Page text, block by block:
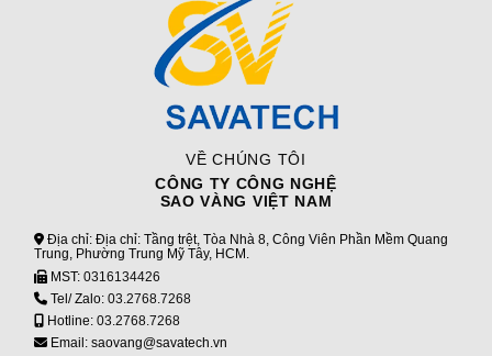
VỀ CHÚNG TÔI
CÔNG TY CÔNG NGHỆ
SAO VÀNG VIỆT NAM
Địa chỉ: Địa chỉ: Tầng trệt, Tòa Nhà 8, Công Viên Phần Mềm Quang
Trung, Phường Trung Mỹ Tây, HCM.
MST: 0316134426
Tel/ Zalo: 03.2768.7268
Hotline: 03.2768.7268
Email: saovang@savatech.vn